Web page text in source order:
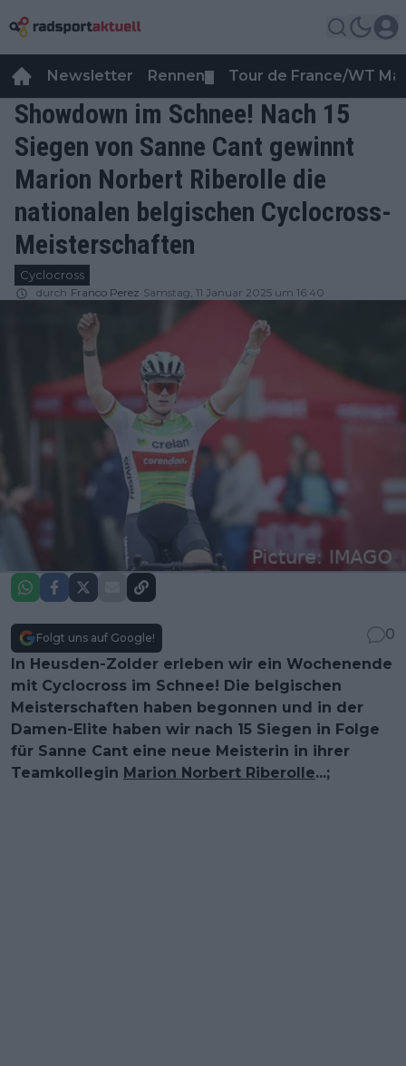
Newsletter Rennen Tour de France/WT
Showdown im Schnee! Nach 15
Siegen von Sanne Cant gewinnt
Marion Norbert Riberolle die
nationalen belgischen Cyclocross-
Meisterschaften
Cyclocross
durch Franco Perez Samstag, 11 Januar 2025 um 16:40
Folgt uns auf Google!
0
In Heusden-Zolder erleben wir ein Wochenende
mit Cyclocross im Schnee! Die belgischen
Meisterschaften haben begonnen und in der
Damen-Elite haben wir nach 15 Siegen in Folge
für Sanne Cant eine neue Meisterin in ihrer
Teamkollegin Marion Norbert Riberolle...;